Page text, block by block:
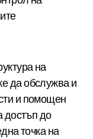
на
да обслужва и
и помощен
достъп до
точка на